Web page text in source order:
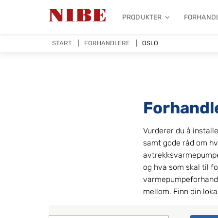
PRODUKTER
START FORHANDLERE OSLO
Vurderer du å
samt gode råd om
og hva som skal til
mellom. Finn din